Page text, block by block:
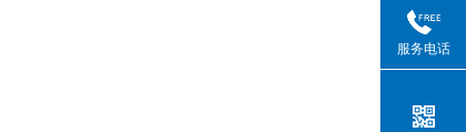
服务电话